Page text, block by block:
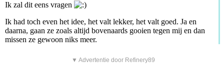
Ik zal dit eens vragen
Ik had toch even het idee, het valt lekker, het valt goed. Ja en
daarna, gaan ze zoals altijd bovenaards gooien tegen mij en dan
missen ze gewoon niks meer.
▼ Advertentie door Refinery89